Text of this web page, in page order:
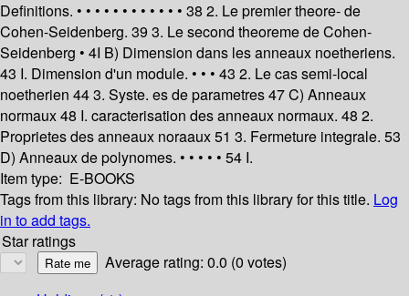
Definitions. • • • • • • • • • • • • 38 2. Le premier theore- de
Cohen-Seidenberg. 39 3. Le second theoreme de Cohen-
Seidenberg • 4I B) Dimension dans les anneaux noetheriens.
43 I. Dimension d'un module. • • • 43 2. Le cas semi-local
noetherien 44 3. Syste. es de parametres 47 C) Anneaux
normaux 48 I. caracterisation des anneaux normaux. 48 2.
Proprietes des anneaux noraaux 51 3. Fermeture integrale. 53
D) Anneaux de polynomes. • • • • • 54 I.
Item type: E-BOOKS
Tags from this library: No tags from this library for this title. Log
in to add tags.
Star ratings
Average rating: 0.0 (0 votes)